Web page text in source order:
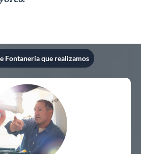
Fontanería que realizamos